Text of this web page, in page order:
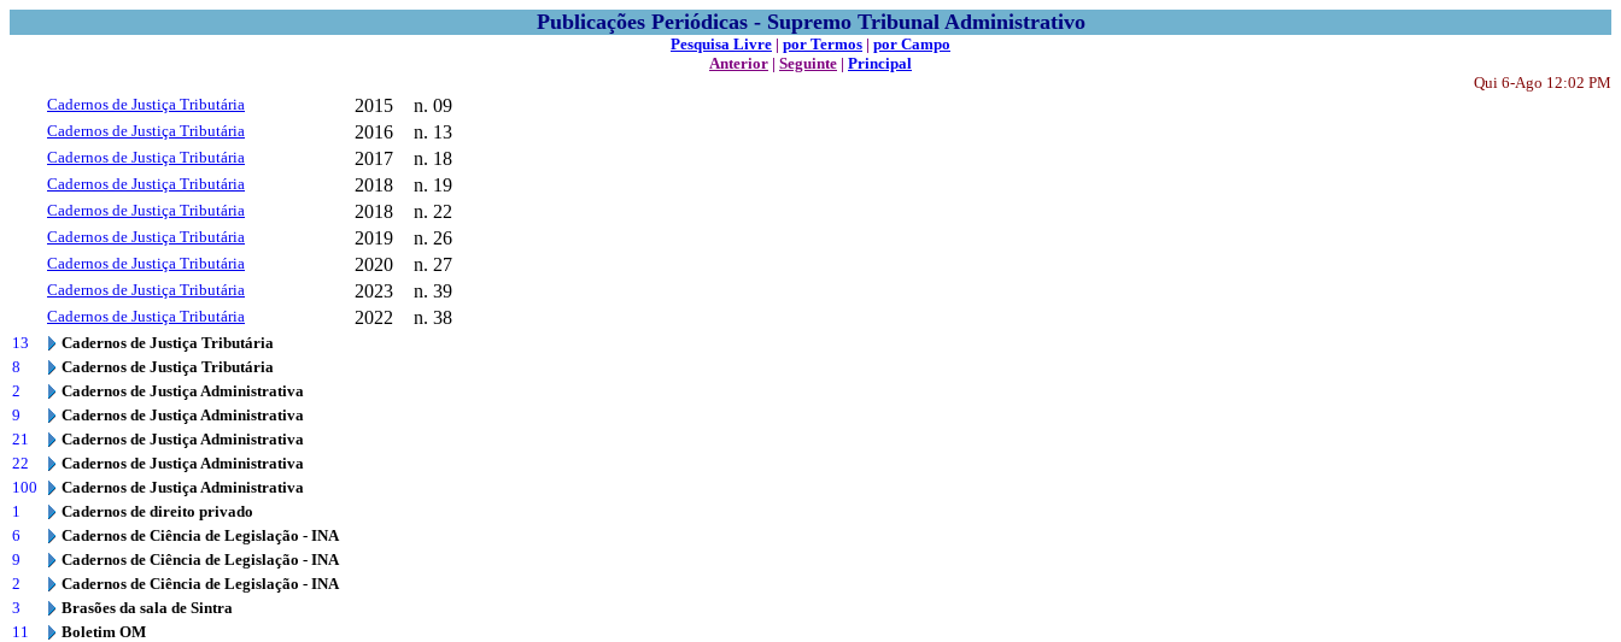
Publicações Periódicas - Supremo Tribunal Administrativo
Pesquisa Livre | por Termos | por Campo
Anterior | Seguinte | Principal
Qui 6-Ago 12:02 PM
Cadernos de Justiça Tributária
2015 n. 09
Cadernos de Justiça Tributária 2016 n. 13
Cadernos de Justiça Tributária 2017 n. 18
Cadernos de Justiça Tributária 2018 n. 19
Cadernos de Justiça Tributária 2018 n. 22
Cadernos de Justiça Tributária 2019 n. 26
Cadernos de Justiça Tributária 2020 n. 27
Cadernos de Justiça Tributária 2023 n. 39
Cadernos de Justiça Tributária 2022 n. 38
13
Cadernos de Justiça Tributária
8
Cadernos de Justiça Tributária
2
Cadernos de Justiça Administrativa
9
Cadernos de Justiça Administrativa
21
Cadernos de Justiça Administrativa
22
Cadernos de Justiça Administrativa
100
Cadernos de Justiça Administrativa
1
Cadernos de direito privado
6
Cadernos de Ciência de Legislação - INA
9
Cadernos de Ciência de Legislação - INA
2
Cadernos de Ciência de Legislação - INA
3
Brasões da sala de Sintra
11
Boletim OM